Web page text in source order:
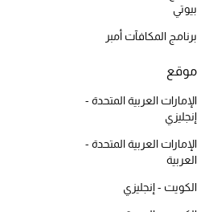
أحذية النسائية
أحذية للأطفال
أبرز المصممين
بيوتي
برنامج المكافآت أمبر
موقع
الإمارات العربية المتحدة -
إنجليزي
الإمارات العربية المتحدة -
العربية
الكويت - إنجليزي